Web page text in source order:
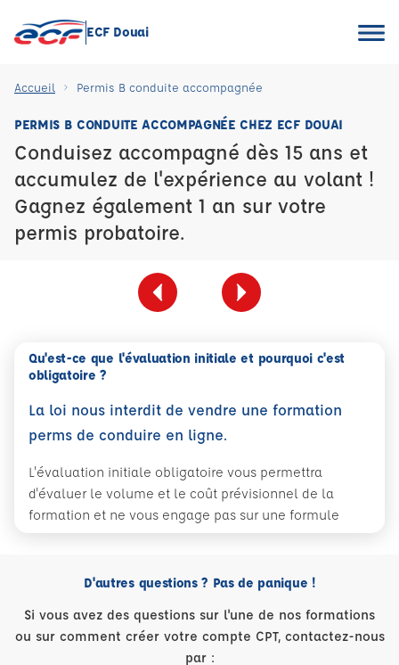
ECF Douai
Accueil Permis B conduite accompagnée
PERMIS B CONDUITE ACCOMPAGNÉE CHEZ ECF DOUAI
Conduisez accompagné dès 15 ans et
accumulez de l'expérience au volant !
Gagnez également 1 an sur votre
permis probatoire.
Qu'est-ce que l'évaluation initiale et pourquoi c'est
obligatoire ?
La loi nous interdit de vendre une formation
perms de conduire en ligne.
L'évaluation initiale obligatoire vous permettra
d'évaluer le volume et le coût prévisionnel de la
formation et ne vous engage pas sur une formule
D'autres questions ? Pas de panique !
Si vous avez des questions sur l'une de nos formations
ou sur comment créer votre compte CPT, contactez-nous
par :